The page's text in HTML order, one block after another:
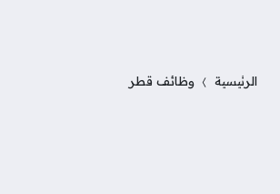
الرئيسية وظائف قطر